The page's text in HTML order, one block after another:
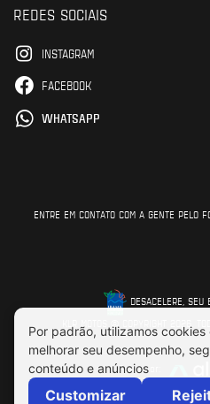
REDES SOCIAIS
INSTAGRAM
FACEBOOK
WHATSAPP
ENTRE EM CONTATO COM A GENTE PELO
DESACELERE, SEU
Feito por: